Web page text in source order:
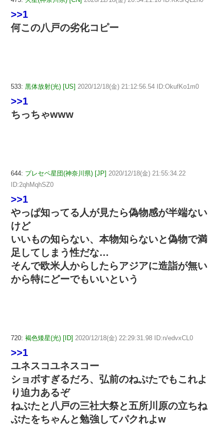
>>1
何この八戸の劣化コピー
533: 黒体放射(光) [US] 2020/12/18(金) 21:12:56.54 ID:OkufKo1m0
>>1
ちっちゃwww
644: プレセペ星団(神奈川県) [JP] 2020/12/18(金) 21:55:34.22
ID:2qhMqhSZ0
>>1
やっぱ知ってる人が見たら偽物感が半端ない
けど
いいもの知らない、本物知らないと偽物で満
足してしまう性だな…
そんで欧米人からしたらアジアに造詣が無い
から特にどーでもいいという
720: 褐色矮星(光) [ID] 2020/12/18(金) 22:29:31.98 ID:n/edvxCL0
>>1
ユネスコユネスコー
ショボすぎるだろ、弘前のねぷたでもこれよ
り迫力あるぞ
ねぶたと八戸の三社大祭と五所川原の立ちね
ぶたをちゃんと勉強してパクれよw